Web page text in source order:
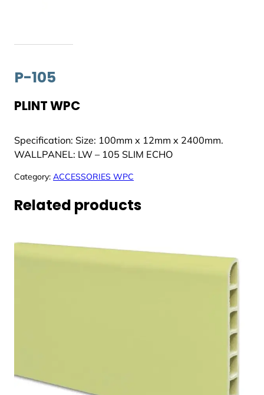
P-105
PLINT WPC
Specification: Size: 100mm x 12mm x 2400mm.
WALLPANEL: LW – 105 SLIM ECHO
Category: ACCESSORIES WPC
Related products